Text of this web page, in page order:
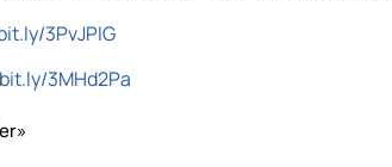
3PvJPIG
3MHd2Pa